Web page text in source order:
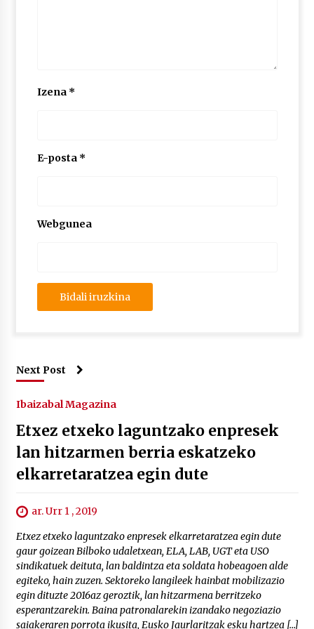
Izena *
E-posta *
Webgunea
Next Post
Ibaizabal Magazina
Etxez etxeko laguntzako enpresek
lan hitzarmen berria eskatzeko
elkarretaratzea egin dute
ar. Urr 1 , 2019
Etxez etxeko laguntzako enpresek elkarretaratzea egin dute
gaur goizean Bilboko udaletxean, ELA, LAB, UGT eta USO
sindikatuek deituta, lan baldintza eta soldata hobeagoen alde
egiteko, hain zuzen. Sektoreko langileek hainbat mobilizazio
egin dituzte 2016az geroztik, lan hitzarmena berritzeko
esperantzarekin. Baina patronalarekin izandako negoziazio
saiakeraren porrota ikusita, Eusko Jaurlaritzak esku hartzea […]